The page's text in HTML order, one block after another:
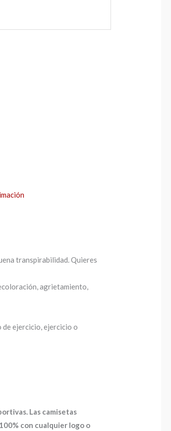
transpirabilidad. Quieres
agrietamiento,
de ejercicio, ejercicio o
Las camisetas
con cualquier logo o